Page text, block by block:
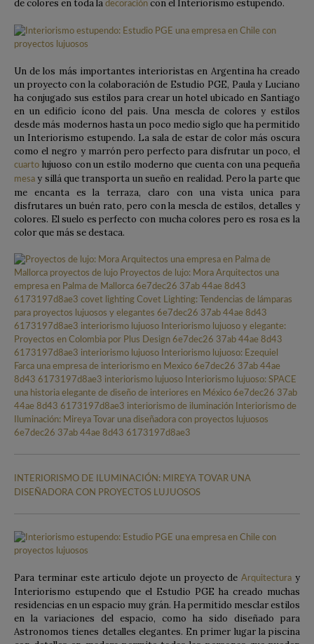
de colores en toda la decoración con el Interiorismo estupendo.
Un de los más importantes interioristas en Argentina ha creado
un proyecto con la colaboración de Estudio PGE, Paula y Luciano
ha conjugado sus estilos para crear un hotel ubicado en Santiago
en un edificio ícono del pais. Una mescla de colores y estilos
desde más modernos hasta un poco medio siglo que ha permitido
un Interiorismo estupendo. La sala de estar de color más oscura
como el negro y marrón pero perfecto para disfrutar un poco, el
cuarto lujuoso con un estilo moderno que cuenta con una pequeña
mesa y sillá que transporta un sueño en realidad. Pero la parte que
me encanta es la terraza, claro con una vista unica para
disfrutares un buén rato, pero con la mescla de estilos, detalles y
colores. El suelo es perfecto con mucha colores pero es rosa es la
color que más se destaca.
INTERIORISMO DE ILUMINACIÓN: MIREYA TOVAR UNA
DISEÑADORA CON PROYECTOS LUJUOSOS
Para terminar este articulo dejote un proyecto deArquitectura y
Interiorismo estupendo que el Estudio PGE ha creado muchas
residencias en un espacio muy grán. Ha permitido mesclar estilos
en la variaciones del espacio, como ha sido diseñado para
Astronomos tienes detalles elegantes. En primer lugar la piscina